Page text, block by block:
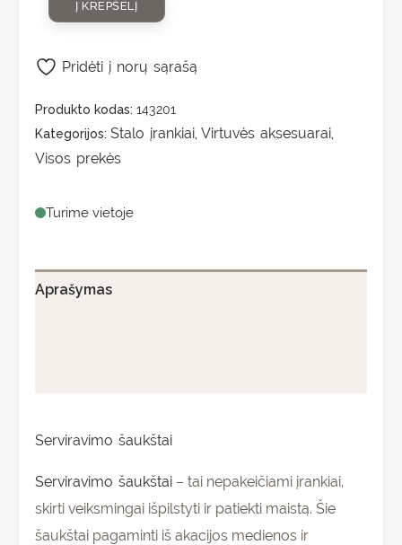
Į KREPŠELĮ
Produkto kodas: 143201
Kategorijos: Stalo įrankiai, Virtuvės aksesuarai,
Visos prekės
Turime vietoje
Pridėti į norų sąrašą
Aprašymas
Serviravimo šaukštai
Serviravimo šaukštai – tai nepakeičiami įrankiai,
skirti veiksmingai išpilstyti ir patiekti maistą. Šie
šaukštai pagaminti iš akacijos medienos ir